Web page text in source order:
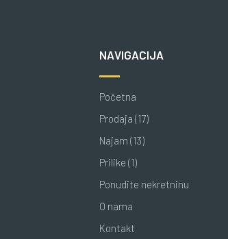
NAVIGACIJA
Početna
Prodaja (17)
Najam (13)
Prilike (1)
Ponudite nekretninu
O nama
Kontakt